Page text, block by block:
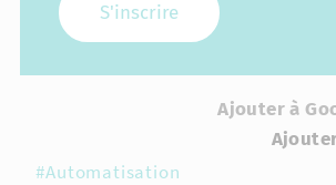
S'inscrire
Ajouter à
#Automatisation